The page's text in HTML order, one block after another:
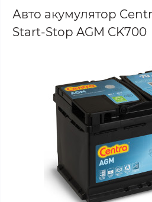
Авто акумулятор
Start-Stop AGM CK700